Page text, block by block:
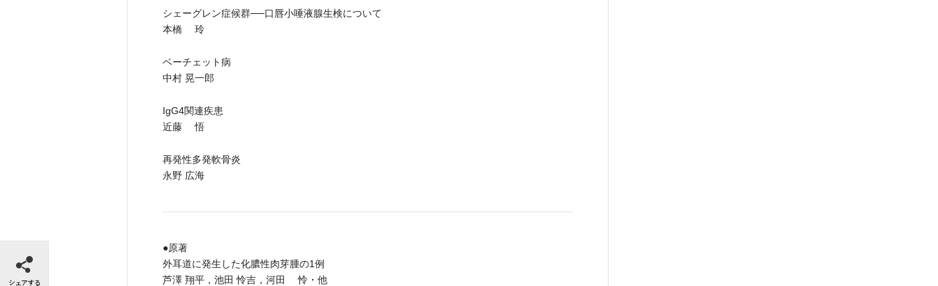
シェーグレン症候群──口唇小唾液腺生検について
本橋 玲
ベーチェット病
中村 晃一郎
IgG4関連疾患
近藤 悟
再発性多発軟骨炎
永野 広海
●原著
外耳道に発生した化膿性肉芽腫の1例
芦澤 翔平，池田 怜吉，河田 怜・他